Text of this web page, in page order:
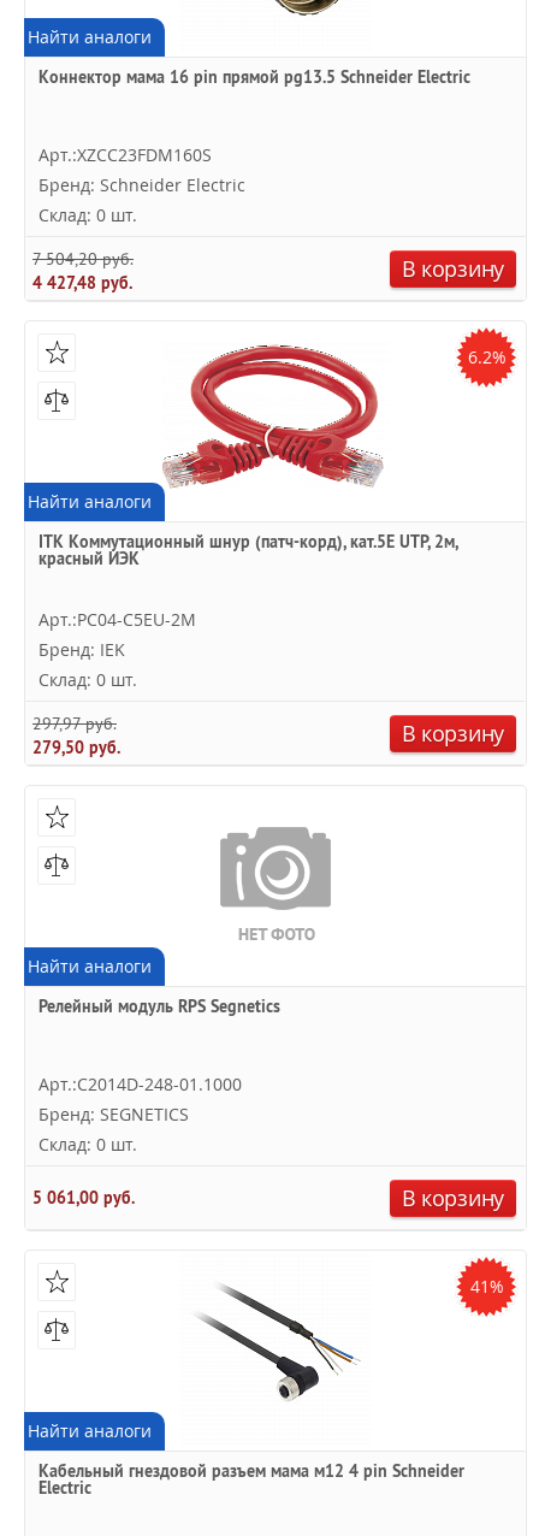
Найти аналоги
Коннектор мама 16 pin прямой pg13.5 Schneider Electric
Арт.:XZCC23FDM160S
Бренд: Schneider Electric
Склад: 0 шт.
7 504,20 руб.
4 427,48 руб.
В корзину
6.2%
Найти аналоги
ITK Коммутационный шнур (патч-корд), кат.5Е UTP, 2м,
красный ИЭК
Арт.:PC04-C5EU-2M
Бренд: IEK
Склад: 0 шт.
297,97 руб.
279,50 руб.
В корзину
Найти аналоги
Релейный модуль RPS Segnetics
Арт.:C2014D-248-01.1000
Бренд: SEGNETICS
Склад: 0 шт.
5 061,00 руб. В корзину
41%
Найти аналоги
Кабельный гнездовой разъем мама м12 4 pin Schneider
Electric